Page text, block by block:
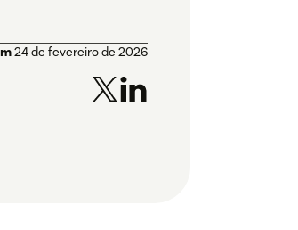
24 de fevereiro de 2026